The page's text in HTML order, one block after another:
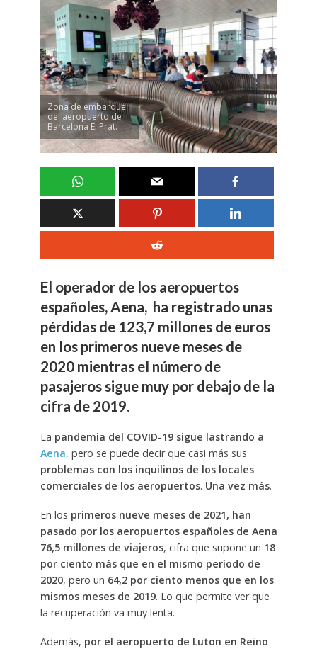
Zona de embarque
del aeropuerto de
Barcelona El Prat.
El operador de los aeropuertos
españoles, Aena, ha registrado unas
pérdidas de 123,7 millones de euros
en los primeros nueve meses de
2020 mientras el número de
pasajeros sigue muy por debajo de la
cifra de 2019.
La pandemia del COVID-19 sigue lastrando a
Aena, pero se puede decir que casi más sus
problemas con los inquilinos de los locales
comerciales de los aeropuertos. Una vez más.
En los primeros nueve meses de 2021, han
pasado por los aeropuertos españoles de Aena
76,5 millones de viajeros, cifra que supone un 18
por ciento más que en el mismo período de
2020, pero un 64,2 por ciento menos que en los
mismos meses de 2019. Lo que permite ver que
la recuperación va muy lenta.
Además, por el aeropuerto de Luton en Reino